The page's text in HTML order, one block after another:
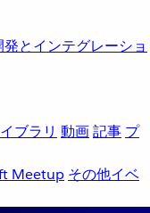
とインテグレーショ
ブラリ 動画記事 プ
Meetup その他イベ